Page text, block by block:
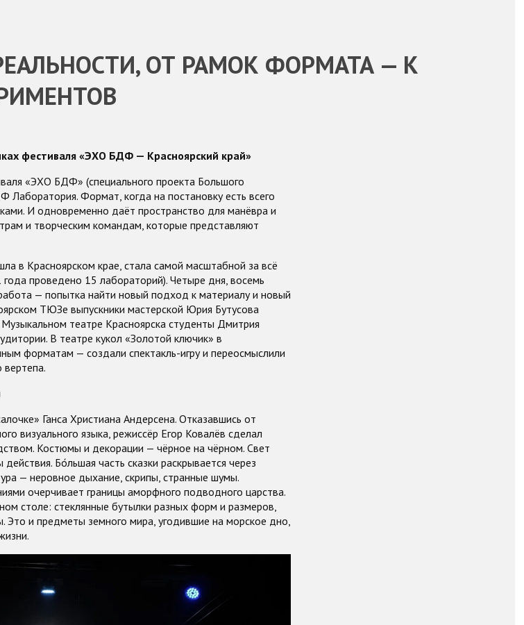
ОТ РАМОК ФОРМАТА — К
фестиваля «ЭХО БДФ — Красноярский край»
«ЭХО БДФ» (специального проекта Большого
Лаборатория. Формат, когда на постановку есть всего
И одновременно даёт пространство для манёвра и
и творческим командам, которые представляют
в Красноярском крае, стала самой масштабной за всё
проведено 15 лабораторий). Четыре дня, восемь
— попытка найти новый подход к материалу и новый
ТЮЗе выпускники мастерской Юрия Бутусова
Музыкальном театре Красноярска студенты Дмитрия
В театре кукол «Золотой ключик» в
форматам — создали спектакль-игру и переосмыслили
Ганса Христиана Андерсена. Отказавшись от
визуального языка, режиссёр Егор Ковалёв сделал
Костюмы и декорации — чёрное на чёрном. Свет
Бо́льшая часть сказки раскрывается через
— неровное дыхание, скрипы, странные шумы.
очерчивает границы аморфного подводного царства.
столе: стеклянные бутылки разных форм и размеров,
Это и предметы земного мира, угодившие на морское дно,